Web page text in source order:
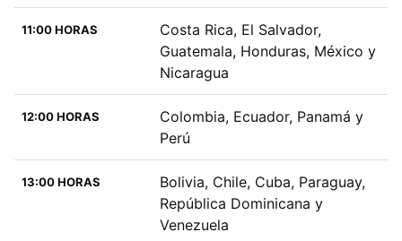
11:00 HORAS
Costa Rica, El Salvador,
Guatemala, Honduras, México y
Nicaragua
12:00 HORAS
Colombia, Ecuador, Panamá y
Perú
13:00 HORAS
Bolivia, Chile, Cuba, Paraguay,
República Dominicana y
Venezuela